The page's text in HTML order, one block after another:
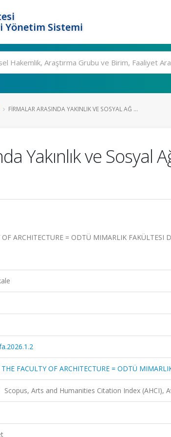
Yönetim Sistemi
FIRMALAR ARASINDA YAKINLIK VE SOSYAL AĞ ...
Yakınlık ve
ARCHITECTURE = ODTÜ MIMARLIK FAKÜLTESI
FACULTY OF ARCHITECTURE = ODTÜ
Scopus, Arts and Humanities Citation Index (AHCI),